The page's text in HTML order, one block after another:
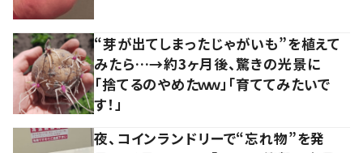
“芽が出てしまったじゃがいも”を植えて
みたら…→約3ヶ月後、驚きの光景に
「捨てるのやめたｗｗ」「育ててみたいで
す！」
夜、コインランドリーで“忘れ物”を発